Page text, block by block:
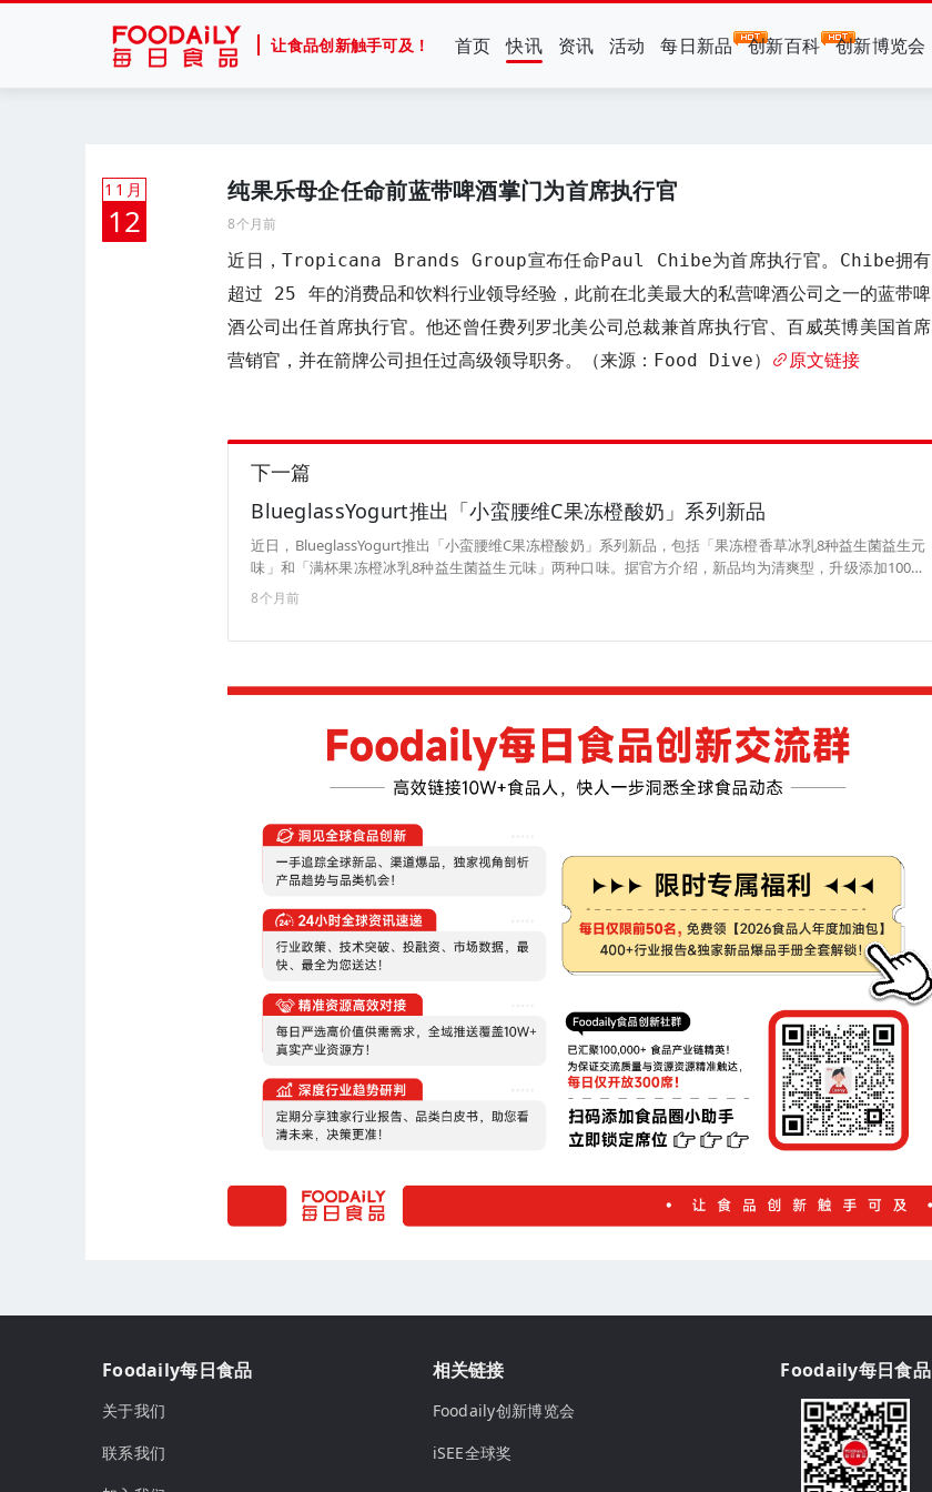
让食品创新触手可及！ 首页 快讯 资讯 活动 每日新品 创新百科 创新博览会
11月
12
纯果乐母企任命前蓝带啤酒掌门为首席执行官
8个月前
近日，Tropicana Brands Group宣布任命Paul Chibe为首席执行官。Chibe拥有
超过 25 年的消费品和饮料行业领导经验，此前在北美最大的私营啤酒公司之一的蓝带啤
酒公司出任首席执行官。他还曾任费列罗北美公司总裁兼首席执行官、百威英博美国首席
营销官，并在箭牌公司担任过高级领导职务。（来源：Food Dive）
原文链接
下一篇
BlueglassYogurt推出「小蛮腰维C果冻橙酸奶」系列新品
近日，BlueglassYogurt推出「小蛮腰维C果冻橙酸奶」系列新品，包括「果冻橙香草冰乳8种益生菌益生元
味」和「满杯果冻橙冰乳8种益生菌益生元味」两种口味。据官方介绍，新品均为清爽型，升级添加100亿
B420益生菌和短链脂肪酸，搭配桑叶提取物和苦瓜肽，融合0蔗糖0乳糖0反式脂肪酸的小蓝罐酸奶。 目
前，「果冻橙香草冰乳8种益生菌益生元味」已上线官方小程序，售价为49元/杯；「满杯果冻橙冰乳8种益
8个月前
Foodaily每日食品
关于我们
联系我们
相关链接
Foodaily创新博览会
iSEE全球奖
Foodaily每日食品